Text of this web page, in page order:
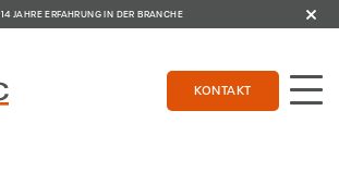
14 JAHRE ERFAHRUNG IN DER BRANCHE
KONTAKT